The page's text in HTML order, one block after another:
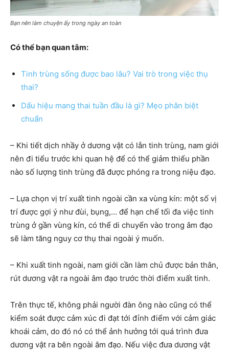
Bạn nên làm chuyện ấy trong ngày an toàn
Có thể bạn quan tâm:
Tinh trùng sống được bao lâu? Vai trò trong việc thụ
thai?
Dấu hiệu mang thai tuần đầu là gì? Mẹo phân biệt
chuẩn
– Khi tiết dịch nhầy ở dương vật có lẫn tinh trùng, nam giới
nên đi tiểu trước khi quan hệ để có thể giảm thiểu phần
nào số lượng tinh trùng đã được phóng ra trong niệu đạo.
– Lựa chọn vị trí xuất tinh ngoài cần xa vùng kín: một số vị
trí được gợi ý như đùi, bụng,… để hạn chế tối đa việc tinh
trùng ở gần vùng kín, có thể di chuyển vào trong âm đạo
sẽ làm tăng nguy cơ thụ thai ngoài ý muốn.
– Khi xuất tinh ngoài, nam giới cần làm chủ được bản thân,
rút dương vật ra ngoài âm đạo trước thời điểm xuất tinh.
Trên thực tế, không phải người đàn ông nào cũng có thể
kiểm soát được cảm xúc đi đạt tới đỉnh điểm với cảm giác
khoái cảm, do đó nó có thể ảnh hưởng tới quá trình đưa
dương vật ra bên ngoài âm đạo. Nếu việc đưa dương vật